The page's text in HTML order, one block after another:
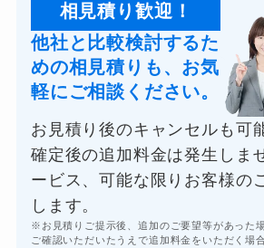
相見積り歓迎！
他社と比較検討するた
めの相見積りも、お気
軽にご相談ください。
お見積り後のキャンセルも可
確定後の追加料金は発生しま
ービス、可能な限りお客様の
します。
※お見積りご提示後、追加のご要望等があった
ご確認いただいたうえで追加料金をいただく場